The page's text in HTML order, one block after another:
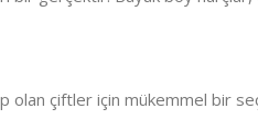
olan çiftler için mükemmel